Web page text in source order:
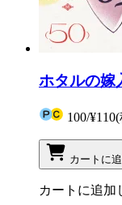
ホタルの嫁
100/¥110(
カートに
カートに追加